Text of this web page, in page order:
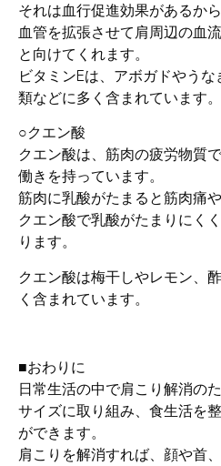
それは血行促進効果があるから
血管を拡張させて肩周辺の血
と向けてくれます。
ビタミンEは、アボガドやう
類などに多く含まれています。
○クエン酸
クエン酸は、筋肉の疲労物質
働きを持っています。
筋肉に乳酸がたまると筋肉痛
クエン酸で乳酸がたまりにく
ります。
クエン酸は梅干しやレモン、
く含まれています。
■おわりに
日常生活の中で肩こり解消の
サイズに取り組み、食生活を
ができます。
肩こりを解消すれば、顔や首